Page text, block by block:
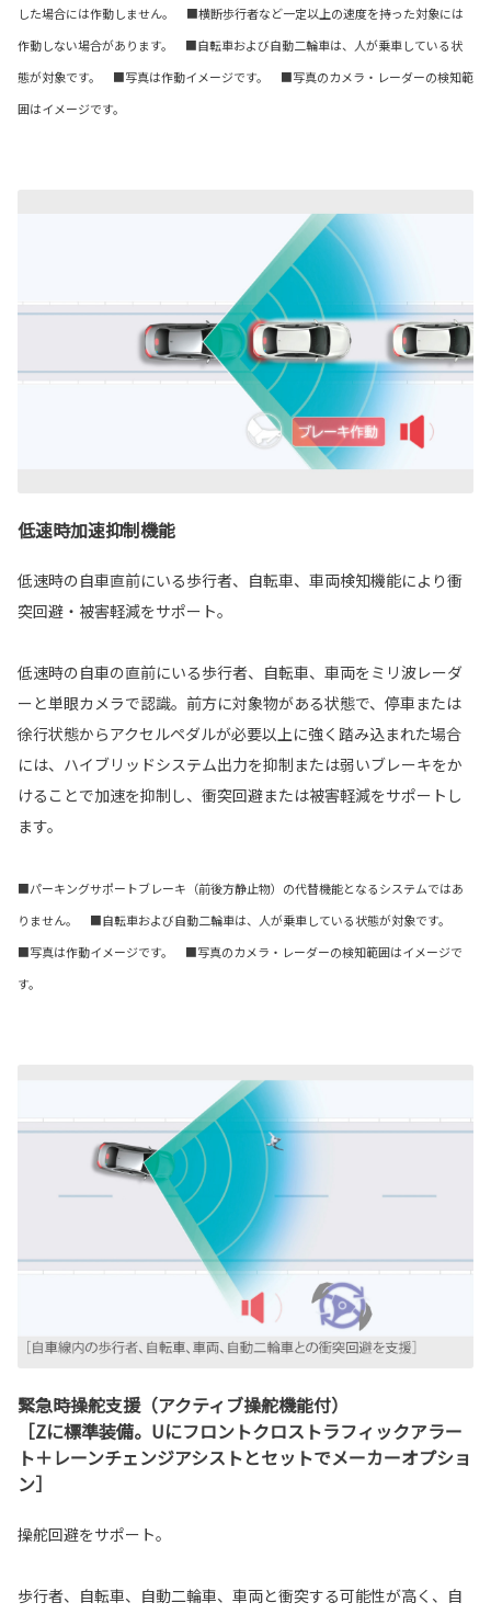
した場合には作動しません。 ■横断歩行者など一定以上の速度を持った対象には
作動しない場合があります。 ■自転車および自動二輪車は、人が乗車している状
態が対象です。 ■写真は作動イメージです。 ■写真のカメラ・レーダーの検知範
囲はイメージです。
低速時加速抑制機能
低速時の自車直前にいる歩行者、自転車、車両検知機能により衝
突回避・被害軽減をサポート。
低速時の自車の直前にいる歩行者、自転車、車両をミリ波レーダ
ーと単眼カメラで認識。前方に対象物がある状態で、停車または
徐行状態からアクセルペダルが必要以上に強く踏み込まれた場合
には、ハイブリッドシステム出力を抑制または弱いブレーキをか
けることで加速を抑制し、衝突回避または被害軽減をサポートし
ます。
■パーキングサポートブレーキ（前後方静止物）の代替機能となるシステムではあ
りません。 ■自転車および自動二輪車は、人が乗車している状態が対象です。
■写真は作動イメージです。 ■写真のカメラ・レーダーの検知範囲はイメージで
す。
緊急時操舵支援（アクティブ操舵機能付）
［Zに標準装備。Uにフロントクロストラフィックアラー
ト＋レーンチェンジアシストとセットでメーカーオプショ
ン］
操舵回避をサポート。
歩行者、自転車、自動二輪車、車両と衝突する可能性が高く、自